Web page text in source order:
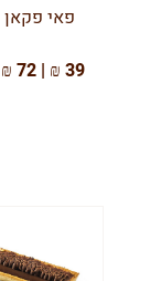
פאי פקאן
39 ₪ | 72 ₪ | 158 ₪